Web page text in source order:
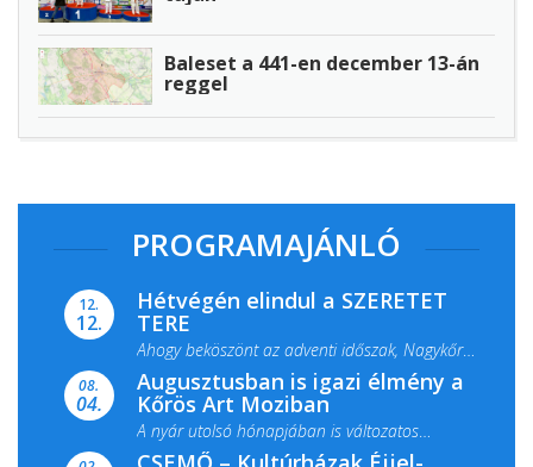
Baleset a 441-en december 13-án
reggel
PROGRAMAJÁNLÓ
12.
12.
Hétvégén elindul a SZERETET
TERE
Ahogy beköszönt az adventi időszak, Nagykőrös
ismét megtelik ünnepi fénnyel és közös...
08.
04.
Augusztusban is igazi élmény a
Kőrös Art Moziban
A nyár utolsó hónapjában is változatos
filmkínálattal, családi...